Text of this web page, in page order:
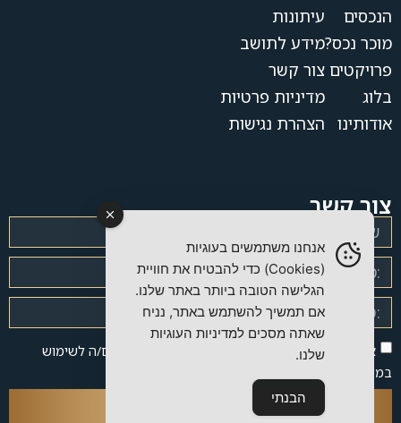
הנכסים
מוכר נכס?
פרויקטים
בלוג
אודותינו
עיתונות
מידע לתושב
צור קשר
מדיניות פרטיות
הצהרת נגישות
צור קשר
אני מאשר/ת את
של האתר ומסכים/ה לשימוש
במידע לצורך יצירת קשר.
אנחנו משתמשים בעוגיות
(Cookies) כדי להבטיח את חוויית
הגלישה הטובה ביותר באתר שלנו.
אם תמשיך להשתמש באתר, נניח
שאתה מסכים למדיניות העוגיות
שלנו.
הבנתי